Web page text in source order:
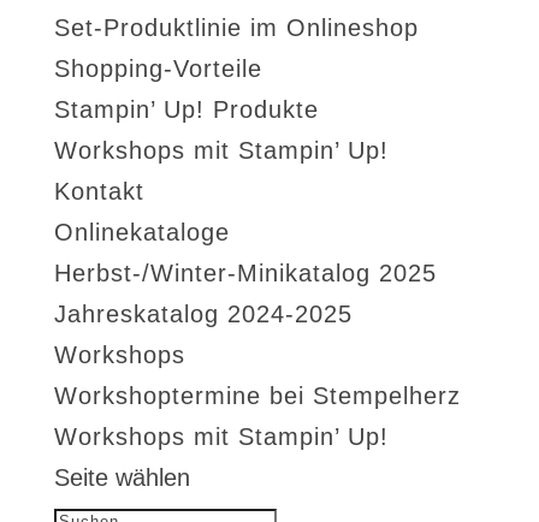
Set-Produktlinie im Onlineshop
Shopping-Vorteile
Stampin’ Up! Produkte
Workshops mit Stampin’ Up!
Kontakt
Onlinekataloge
Herbst-/Winter-Minikatalog 2025
Jahreskatalog 2024-2025
Workshops
Workshoptermine bei Stempelherz
Workshops mit Stampin’ Up!
Seite wählen